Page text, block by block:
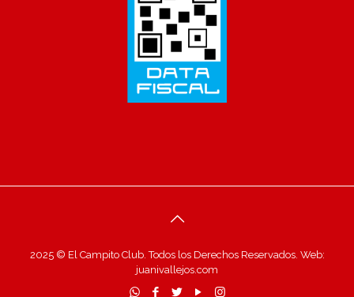
2025 © El Campito Club. Todos los Derechos Reservados. Web:
juanivallejos.com